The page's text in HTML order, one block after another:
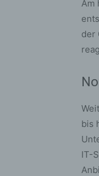
Am
der
bis
IT-